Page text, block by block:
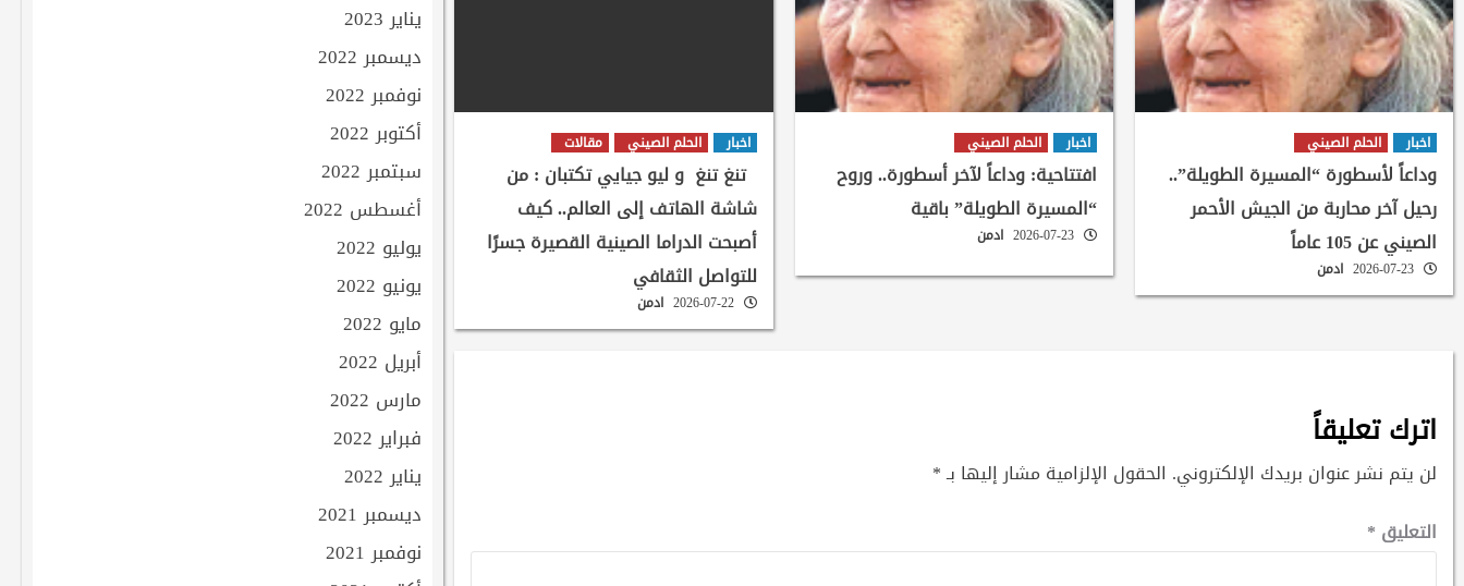
اخبار الحلم الصيني
وداعاً لأسطورة “المسيرة الطويلة”..
رحيل آخر محاربة من الجيش الأحمر
الصيني عن 105 عاماً
ادمن
اخبار الحلم الصيني
افتتاحية: وداعاً لآخر أسطورة.. وروح
“المسيرة الطويلة” باقية
2026-07-23 ادمن
اخبار الحلم الصيني مقالات
تنغ تنغ و ليو جيايي تكتبان : من
شاشة الهاتف إلى العالم.. كيف
أصبحت الدراما الصينية القصيرة جسرًا
للتواصل الثقافي
2026-07-22 ادمن
اترك تعليقاً
لن يتم نشر عنوان بريدك الإلكتروني. الحقول الإلزامية مشار إليها بـ*
التعليق *
يناير 2023
ديسمبر 2022
نوفمبر 2022
أكتوبر 2022
سبتمبر 2022
أغسطس 2022
يوليو 2022
يونيو 2022
مايو 2022
أبريل 2022
مارس 2022
فبراير 2022
يناير 2022
ديسمبر 2021
نوفمبر 2021